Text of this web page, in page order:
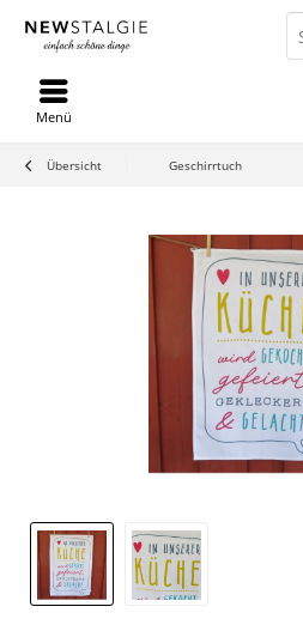
Menü
Übersicht Geschirrtuch